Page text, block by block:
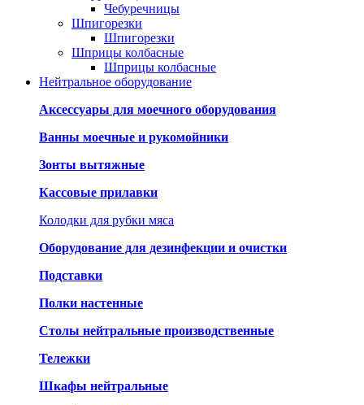
Чебуречницы
Шпигорезки
Шпигорезки
Шприцы колбасные
Шприцы колбасные
Нейтральное оборудование
Аксессуары для моечного оборудования
Ванны моечные и рукомойники
Зонты вытяжные
Кассовые прилавки
Колодки для рубки мяса
Оборудование для дезинфекции и очистки
Подставки
Полки настенные
Столы нейтральные производственные
Тележки
Шкафы нейтральные